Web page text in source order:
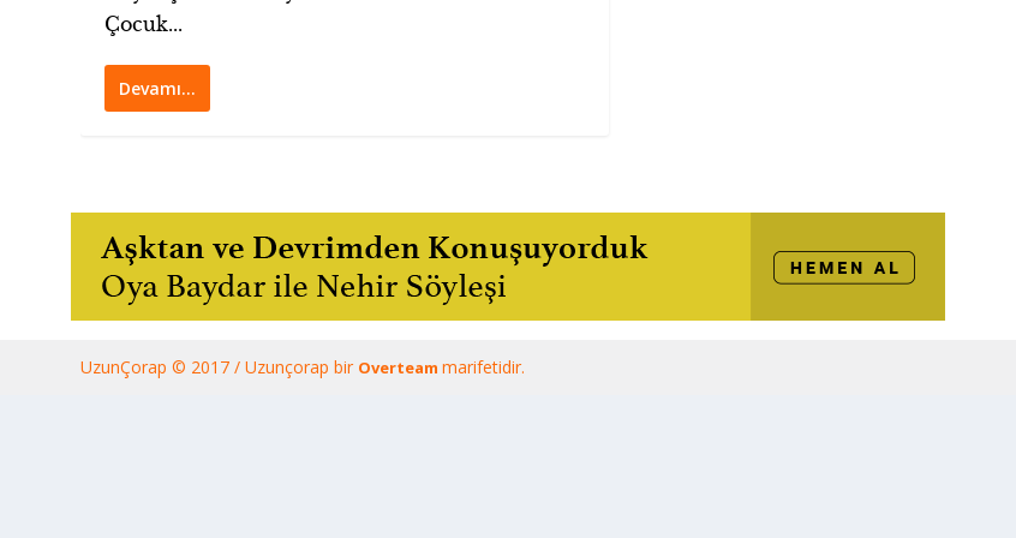
Çocuk...
Devamı…
UzunÇorap © 2017 / Uzunçorap bir Overteammarifetidir.